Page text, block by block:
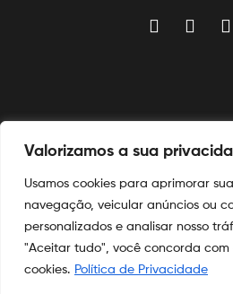
Valorizamos a sua
Usamos cookies para aprimorar
navegação, veicular anúncios ou
personalizados e analisar nosso
"Aceitar tudo", você concorda com
cookies. Política de Privacidade
Aymoré FogoseAymoré Armassão
nos termos das leis de